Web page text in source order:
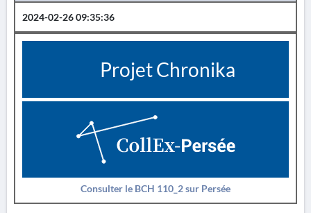
2024-02-26 09:35:36
Projet Chronika
Consulter le BCH 110_2 sur Persée